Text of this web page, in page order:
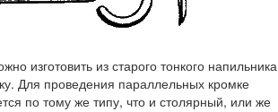
изготовить из старого тонкого напильника
Для проведения параллельных кромке
по тому же типу, что и столярный, или же